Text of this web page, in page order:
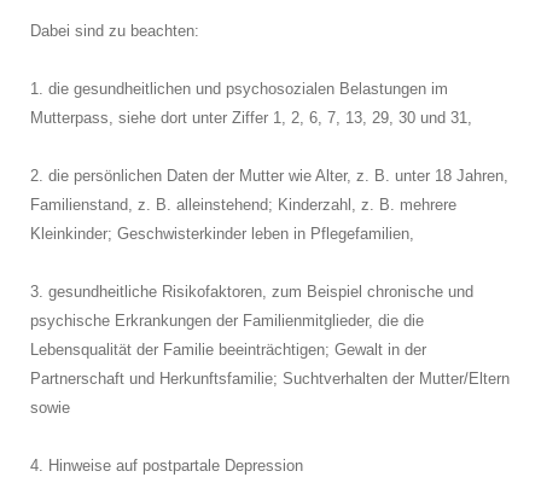
Dabei sind zu beachten:
1. die gesundheitlichen und psychosozialen Belastungen im
Mutterpass, siehe dort unter Ziffer 1, 2, 6, 7, 13, 29, 30 und 31,
2. die persönlichen Daten der Mutter wie Alter, z. B. unter 18 Jahren,
Familienstand, z. B. alleinstehend; Kinderzahl, z. B. mehrere
Kleinkinder; Geschwisterkinder leben in Pflegefamilien,
3. gesundheitliche Risikofaktoren, zum Beispiel chronische und
psychische Erkrankungen der Familienmitglieder, die die
Lebensqualität der Familie beeinträchtigen; Gewalt in der
Partnerschaft und Herkunftsfamilie; Suchtverhalten der Mutter/Eltern
sowie
4. Hinweise auf postpartale Depression